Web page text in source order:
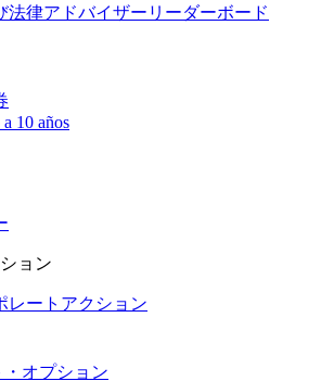
法律アドバイザーリーダーボード
10 años
ョン
レートアクション
・オプション